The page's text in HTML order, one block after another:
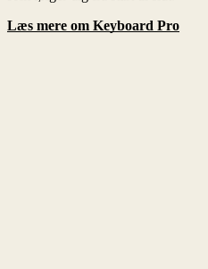
Læs mere om Keyboard Pro